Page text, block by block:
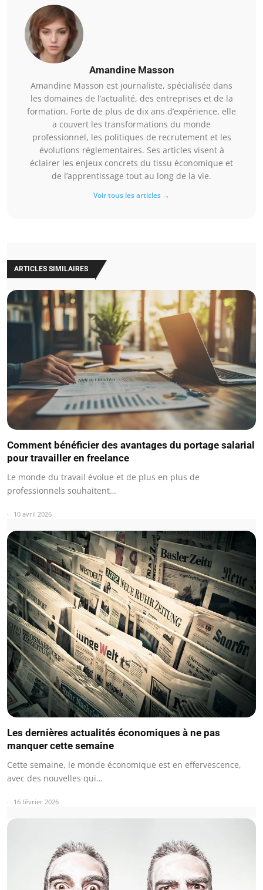
Amandine Masson
Amandine Masson est journaliste, spécialisée dans
les domaines de l’actualité, des entreprises et de la
formation. Forte de plus de dix ans d’expérience, elle
a couvert les transformations du monde
professionnel, les politiques de recrutement et les
évolutions réglementaires. Ses articles visent à
éclairer les enjeux concrets du tissu économique et
de l’apprentissage tout au long de la vie.
Voir tous les articles →
ARTICLES SIMILAIRES
Comment bénéficier des avantages du portage salarial
pour travailler en freelance
Le monde du travail évolue et de plus en plus de
professionnels souhaitent…
10 avril 2026
Les dernières actualités économiques à ne pas
manquer cette semaine
Cette semaine, le monde économique est en effervescence,
avec des nouvelles qui…
16 février 2026